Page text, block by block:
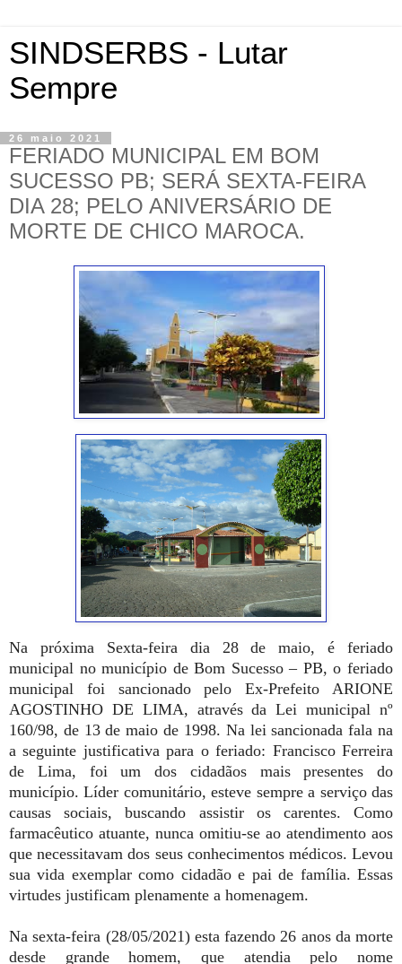
SINDSERBS - Lutar
Sempre
26 maio 2021
FERIADO MUNICIPAL EM BOM
SUCESSO PB; SERÁ SEXTA-FEIRA
DIA 28; PELO ANIVERSÁRIO DE
MORTE DE CHICO MAROCA.
Na próxima Sexta-feira dia 28 de maio, é feriado
municipal no município de Bom Sucesso – PB, o feriado
municipal foi sancionado pelo Ex-Prefeito ARIONE
AGOSTINHO DE LIMA, através da Lei municipal nº
160/98, de 13 de maio de 1998. Na lei sancionada fala na
a seguinte justificativa para o feriado: Francisco Ferreira
de Lima, foi um dos cidadãos mais presentes do
município. Líder comunitário, esteve sempre a serviço das
causas sociais, buscando assistir os carentes. Como
farmacêutico atuante, nunca omitiu-se ao atendimento aos
que necessitavam dos seus conhecimentos médicos. Levou
sua vida exemplar como cidadão e pai de família. Essas
virtudes justificam plenamente a homenagem.
Na sexta-feira (28/05/2021) esta fazendo 26 anos da morte
desde grande homem, que atendia pelo nome